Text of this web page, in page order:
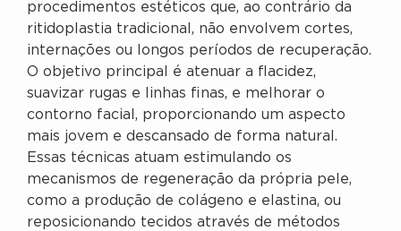
procedimentos estéticos que, ao contrário da
ritidoplastia tradicional, não envolvem cortes,
internações ou longos períodos de recuperação.
O objetivo principal é atenuar a flacidez,
suavizar rugas e linhas finas, e melhorar o
contorno facial, proporcionando um aspecto
mais jovem e descansado de forma natural.
Essas técnicas atuam estimulando os
mecanismos de regeneração da própria pele,
como a produção de colágeno e elastina, ou
reposicionando tecidos através de métodos